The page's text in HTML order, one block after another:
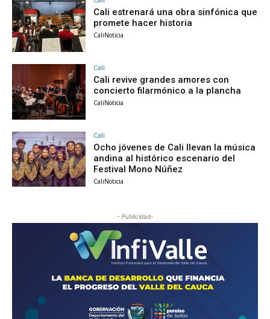
Cali estrenará una obra sinfónica que
promete hacer historia
CaliNoticia -
Cali
Cali revive grandes amores con
concierto filarmónico a la plancha
CaliNoticia -
Cali
Ocho jóvenes de Cali llevan la música
andina al histórico escenario del
Festival Mono Núñez
CaliNoticia -
- Publicidad-